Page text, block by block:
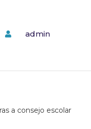
admin
a consejo escolar